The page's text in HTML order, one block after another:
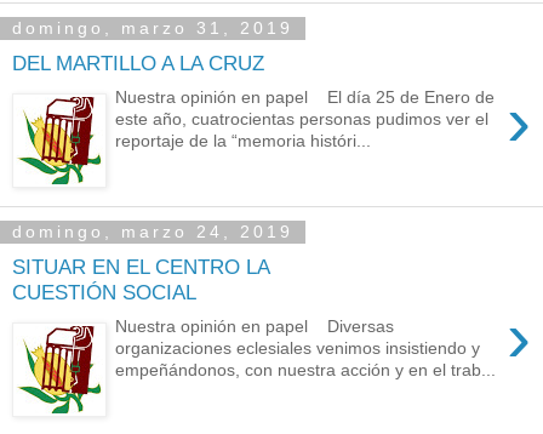
domingo, marzo 31, 2019
DEL MARTILLO A LA CRUZ
›
Nuestra opinión en papel El día 25 de Enero de
este año, cuatrocientas personas pudimos ver el
reportaje de la “memoria históri...
domingo, marzo 24, 2019
SITUAR EN EL CENTRO LA
CUESTIÓN SOCIAL
›
Nuestra opinión en papel Diversas
organizaciones eclesiales venimos insistiendo y
empeñándonos, con nuestra acción y en el trab...